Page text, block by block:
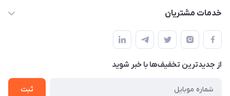
حساب کاربری
لیست محصولات
درباره ما
خدمات مشتریان
قوانین و مقررات
حریم خصوصی
راهنما
از جدید‌ترین تخفیف‌ها با‌ خبر شوید
ثبت